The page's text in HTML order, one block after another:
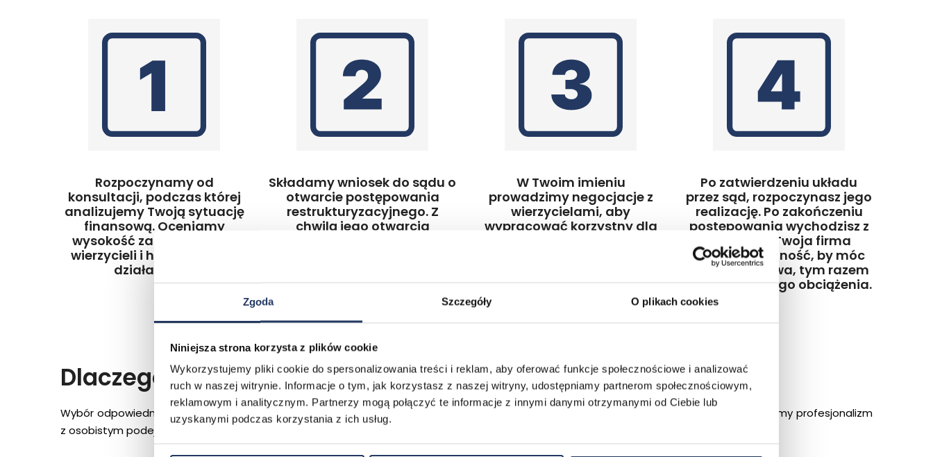
Zgoda Szczegóły O plikach cookies
Niniejsza strona korzysta z plików cookie
Wykorzystujemy pliki cookie do spersonalizowania treści i reklam, aby oferować funkcje społecznościowe i analizować
ruch w naszej witrynie. Informacje o tym, jak korzystasz z naszej witryny, udostępniamy partnerom społecznościowym,
reklamowym i analitycznym. Partnerzy mogą połączyć te informacje z innymi danymi otrzymanymi od Ciebie lub
uzyskanymi podczas korzystania z ich usług.
Rozpoczynamy od
konsultacji, podczas której
analizujemy Twoją sytuację
finansową. Oceniamy
wysokość zadłużenia, typ
wierzycieli i historię Twojej
działalności.
Składamy wniosek do sądu o
otwarcie postępowania
restrukturyzacyjnego. Z
chwilą jego otwarcia
W Twoim imieniu
prowadzimy negocjacje z
wierzycielami, aby
wypracować korzystny dla
Po zatwierdzeniu układu
przez sąd, rozpoczynasz jego
realizację. Po zakończeniu
postępowania wychodzisz z
kryzysu, a Twoja firma
zyskuje stabilność, by móc
zacząć od nowa, tym razem
bez finansowego obciążenia.
Dlaczego warto wybrać naszą kancelarię do restrukturyzacji?
Wybór odpowiedniego partnera do przeprowadzenia restrukturyzacji ma kluczowe znaczenie dla Twojego sukcesu. W Kancelarii Puk łączymy profesjonalizm
z osobistym podejściem, aby zapewnić Ci najlepsze możliwe wsparcie.